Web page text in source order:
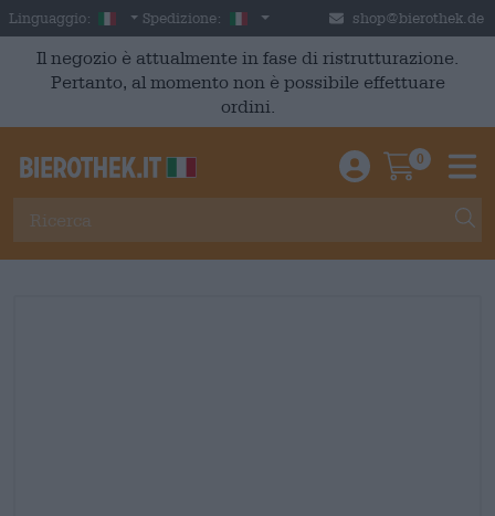
Skip to main content
Linguaggio: Italian
Spedizione: Italia shop@bierothek.de
Il negozio è attualmente in fase di ristrutturazione.
Pertanto, al momento non è possibile effettuare
ordini.
Einloggen /
0